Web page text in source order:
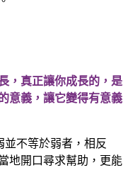
，真正讓你成長的，是
意義，讓它變得有意義
不等於弱者，相反
地開口尋求幫助，更能